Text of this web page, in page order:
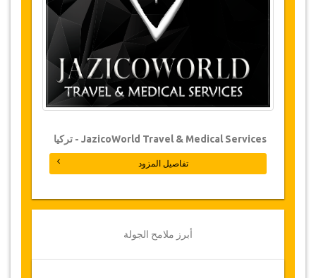
التغييرات على الحجوزات قد تكون ممكنة إذا تم
الإشعار في الوقت المناسب التغييرات على الحجوزات
قد تكون ممكنة إذا تم الإشعار في الوقت المناسب.
يرجى الاتصال بنا للحصول على مزيد من المعلومات.
موعد الجولة، لن تكون هناك أية مصاريف، حتى لو تم
تأكيد الحجز. لا يمكن أن يتم الإلغاء إلا عن طريق كتابة
ايميل بالبريد الإلكتروني.
خصم 50 % من المبلغ كامل
.
قد تضطر جازيكوورلد لتعديل بنود الاتفاقية بسبب
JazicoWorld Travel & Medical Services - تركيا
تفاصيل المزود
أبرز ملامح الجولة